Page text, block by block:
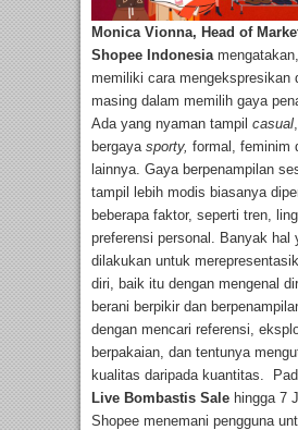
Monica Vionna, Head of
Shopee Indonesia
memiliki cara mengekspresikan
masing dalam memilih gaya
Ada yang nyaman tampil casual
bergaya sporty, formal, feminim
lainnya. Gaya berpenampilan
tampil lebih modis biasanya
beberapa faktor, seperti tren,
preferensi personal. Banyak hal
dilakukan untuk
diri, baik itu dengan mengenal
berani berpikir dan
dengan mencari referensi,
berpakaian, dan tentunya
kualitas daripada kuantitas.
Live Bombastis Sale hingga 7
Shopee menemani pengguna